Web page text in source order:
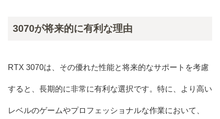
3070が将来的に有利な理由
RTX 3070は、その優れた性能と将来的なサポートを考慮
すると、長期的に非常に有利な選択です。特に、より高い
レベルのゲームやプロフェッショナルな作業において、